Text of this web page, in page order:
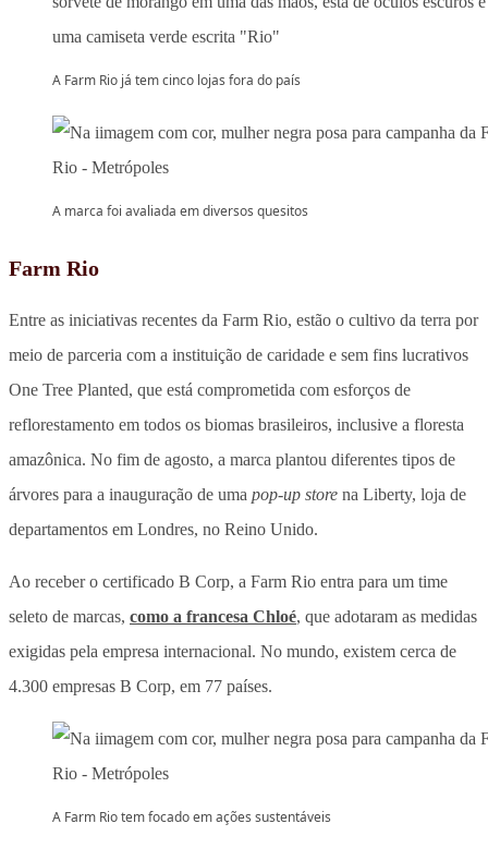
A Farm Rio já tem cinco lojas fora do país
A marca foi avaliada em diversos quesitos
Farm Rio
Entre as iniciativas recentes da Farm Rio, estão o cultivo da terra por
meio de parceria com a instituição de caridade e sem fins lucrativos
One Tree Planted, que está comprometida com esforços de
reflorestamento em todos os biomas brasileiros, inclusive a floresta
amazônica. No fim de agosto, a marca plantou diferentes tipos de
árvores para a inauguração de uma pop-up store na Liberty, loja de
departamentos em Londres, no Reino Unido.
Ao receber o certificado B Corp, a Farm Rio entra para um time
seleto de marcas, como a francesa Chloé, que adotaram as medidas
exigidas pela empresa internacional. No mundo, existem cerca de
4.300 empresas B Corp, em 77 países.
A Farm Rio tem focado em ações sustentáveis